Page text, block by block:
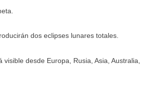
dos eclipses lunares totales.
desde Europa, Rusia, Asia, Australia,